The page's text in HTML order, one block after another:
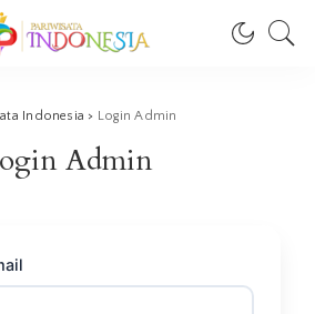
Indonesia > Login Admin
Admin